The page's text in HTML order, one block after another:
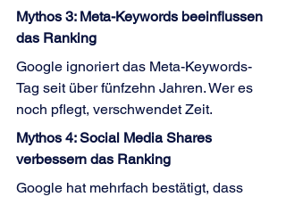
Mythos 3: Meta-Keywords beeinflussen
das Ranking
Google ignoriert das Meta-Keywords-
Tag seit über fünfzehn Jahren. Wer es
noch pflegt, verschwendet Zeit.
Mythos 4: Social Media Shares
verbessern das Ranking
Google hat mehrfach bestätigt, dass